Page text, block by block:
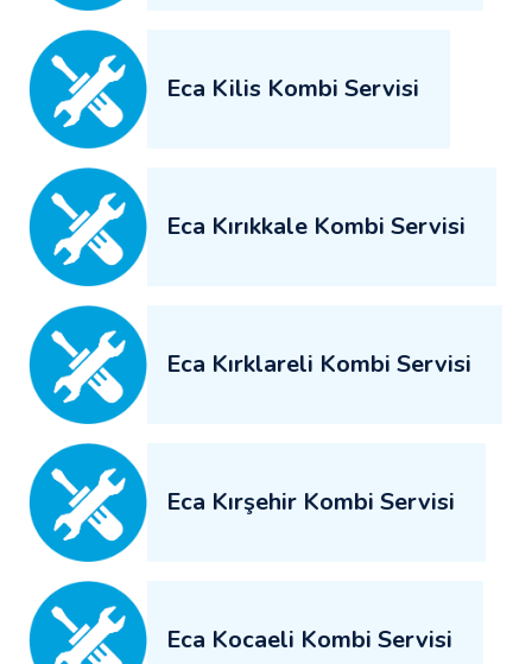
Eca Kilis Kombi Servisi
Eca Kırıkkale Kombi Servisi
Eca Kırklareli Kombi Servisi
Eca Kırşehir Kombi Servisi
Eca Kocaeli Kombi Servisi